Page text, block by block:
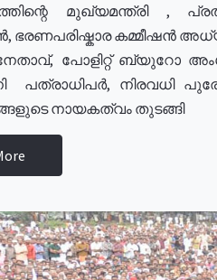
മുഖ്യമന്ത്രി ,
ഭരണപരിഷ്കാര കമ്മീഷൻ
പോളിറ്റ് ബ്യുറോ
പത്രാധിപർ,
നായകത്വം തുടങ്ങി